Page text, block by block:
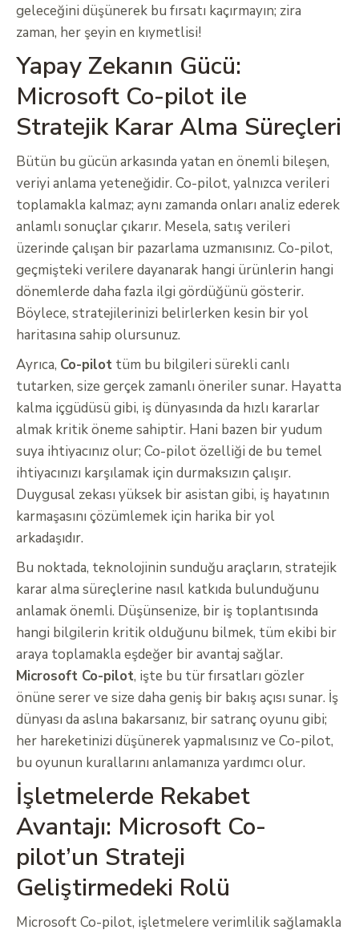
geleceğini düşünerek bu fırsatı kaçırmayın; zira
zaman, her şeyin en kıymetlisi!
Yapay Zekanın Gücü:
Microsoft Co-pilot ile
Stratejik Karar Alma Süreçleri
Bütün bu gücün arkasında yatan en önemli bileşen,
veriyi anlama yeteneğidir. Co-pilot, yalnızca verileri
toplamakla kalmaz; aynı zamanda onları analiz ederek
anlamlı sonuçlar çıkarır. Mesela, satış verileri
üzerinde çalışan bir pazarlama uzmanısınız. Co-pilot,
geçmişteki verilere dayanarak hangi ürünlerin hangi
dönemlerde daha fazla ilgi gördüğünü gösterir.
Böylece, stratejilerinizi belirlerken kesin bir yol
haritasına sahip olursunuz.
Ayrıca, Co-pilot tüm bu bilgileri sürekli canlı
tutarken, size gerçek zamanlı öneriler sunar. Hayatta
kalma içgüdüsü gibi, iş dünyasında da hızlı kararlar
almak kritik öneme sahiptir. Hani bazen bir yudum
suya ihtiyacınız olur; Co-pilot özelliği de bu temel
ihtiyacınızı karşılamak için durmaksızın çalışır.
Duygusal zekası yüksek bir asistan gibi, iş hayatının
karmaşasını çözümlemek için harika bir yol
arkadaşıdır.
Bu noktada, teknolojinin sunduğu araçların, stratejik
karar alma süreçlerine nasıl katkıda bulunduğunu
anlamak önemli. Düşünsenize, bir iş toplantısında
hangi bilgilerin kritik olduğunu bilmek, tüm ekibi bir
araya toplamakla eşdeğer bir avantaj sağlar.
Microsoft Co-pilot, işte bu tür fırsatları gözler
önüne serer ve size daha geniş bir bakış açısı sunar. İş
dünyası da aslına bakarsanız, bir satranç oyunu gibi;
her hareketinizi düşünerek yapmalısınız ve Co-pilot,
bu oyunun kurallarını anlamanıza yardımcı olur.
İşletmelerde Rekabet
Avantajı: Microsoft Co-
pilot’un Strateji
Geliştirmedeki Rolü
Microsoft Co-pilot, işletmelere verimlilik sağlamakla